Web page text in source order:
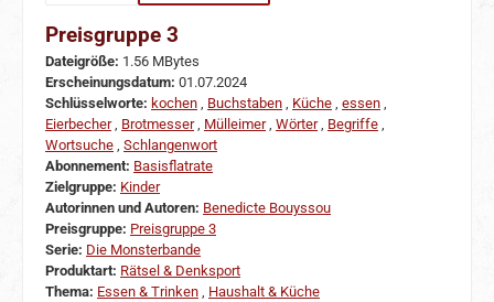
Preisgruppe 3
Dateigröße: 1.56 MBytes
Erscheinungsdatum: 01.07.2024
Schlüsselworte: kochen Buchstaben Küche essen
Eierbecher, Brotmesser, Mülleimer, Wörter, Begriffe
Wortsuche Schlangenwort
Abonnement: Basisflatrate
Zielgruppe: Kinder
Autorinnen und Autoren: Benedicte Bouyssou
Preisgruppe: Preisgruppe 3
Serie: Die Monsterbande
Produktart: Rätsel & Denksport
Thema: Essen & Trinken Haushalt & Küche